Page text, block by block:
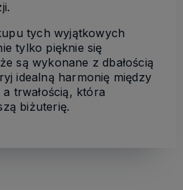
tych wyjątkowych
tylko pięknie się
są wykonane z dbałością
idealną harmonię między
trwałością, która
biżuterię.